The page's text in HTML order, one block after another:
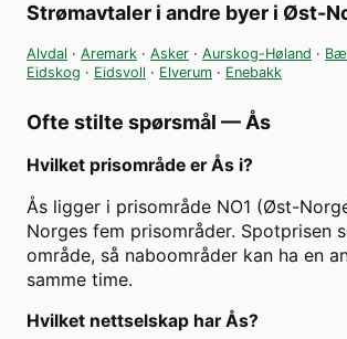
Strømavtaler i andre byer i Øst-
Alvdal · Aremark · Asker · Aurskog-Høland ·
Eidskog · Eidsvoll · Elverum · Enebakk
Ofte stilte spørsmål — Ås
Hvilket prisområde er Ås i?
Ås ligger i prisområde NO1 (Øst-
Norges fem prisområder. Spotprisen
område, så naboområder kan ha en
samme time.
Hvilket nettselskap har Ås?